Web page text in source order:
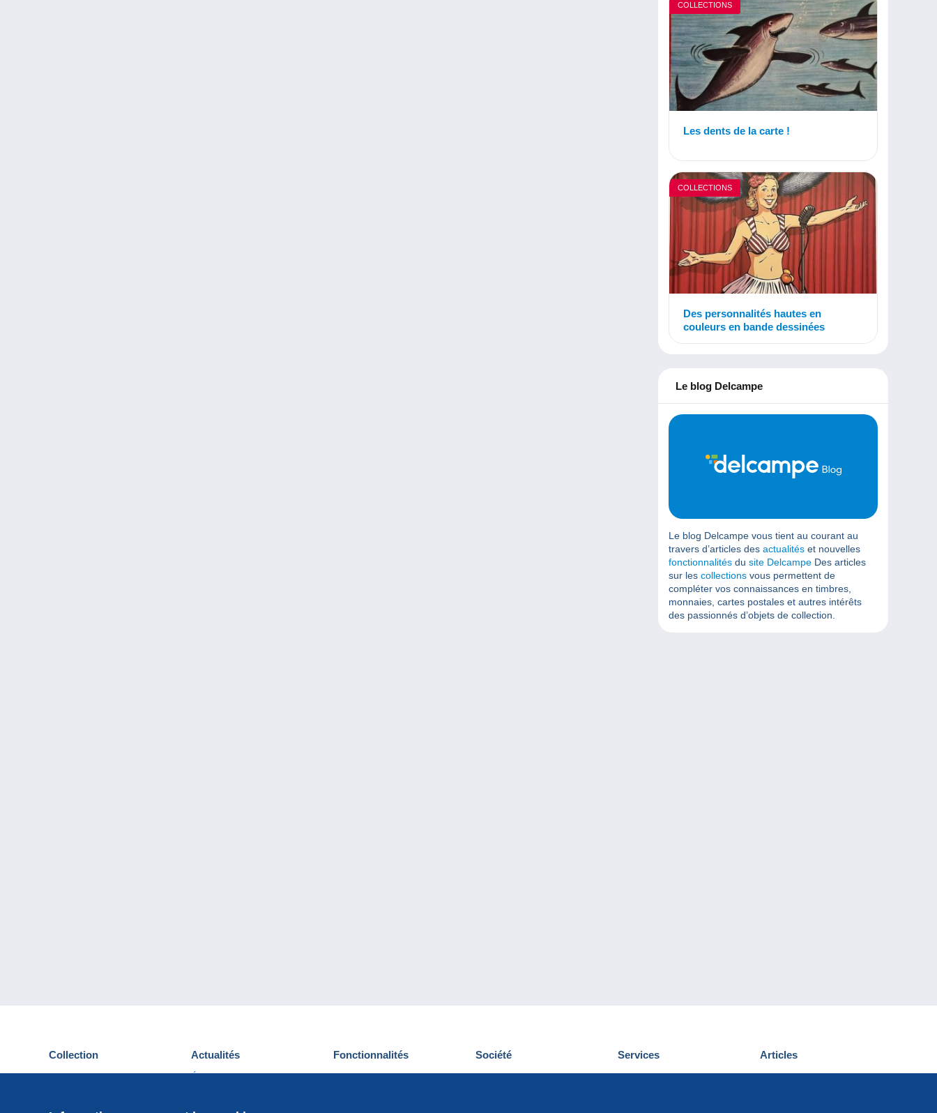
COLLECTIONS
Les dents de la carte !
COLLECTIONS
Des personnalités hautes en
couleurs en bande dessinées
Le blog Delcampe
Le blog Delcampe vous tient au courant au
travers d’articles des actualités et nouvelles
fonctionnalités du site Delcampe Des articles
sur les collections vous permettent de
compléter vos connaissances en timbres,
monnaies, cartes postales et autres intérêts
des passionnés d’objets de collection.
Collection
Cartes postales
Actualités
Événements Delcampe
Fonctionnalités
Nouveautés
Société
Qui sommes-nous
Services
Découvrir Delcampe
Articles